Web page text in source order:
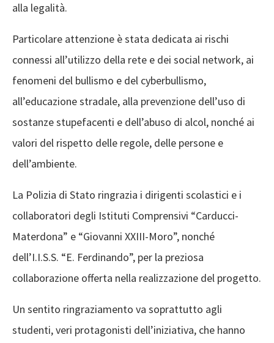
alla legalità.
Particolare attenzione è stata dedicata ai rischi
connessi all’utilizzo della rete e dei social network, ai
fenomeni del bullismo e del cyberbullismo,
all’educazione stradale, alla prevenzione dell’uso di
sostanze stupefacenti e dell’abuso di alcol, nonché ai
valori del rispetto delle regole, delle persone e
dell’ambiente.
La Polizia di Stato ringrazia i dirigenti scolastici e i
collaboratori degli Istituti Comprensivi “Carducci-
Materdona” e “Giovanni XXIII-Moro”, nonché
dell’I.I.S.S. “E. Ferdinando”, per la preziosa
collaborazione offerta nella realizzazione del progetto.
Un sentito ringraziamento va soprattutto agli
studenti, veri protagonisti dell’iniziativa, che hanno